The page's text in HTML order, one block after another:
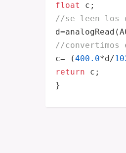
float
//se leen los
d=analogRead
//convertimos
c= (400.0*d/
return c;
}